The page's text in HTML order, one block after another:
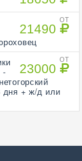
ОТ
21490
ОТ
23000
-
дня + ж/д или